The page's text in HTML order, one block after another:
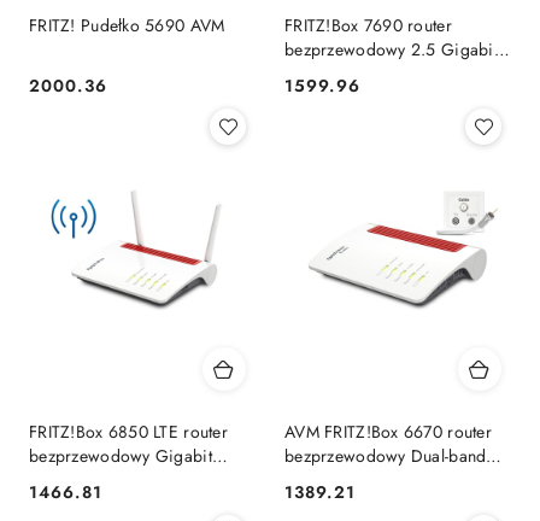
FRITZ! Pudełko 5690 AVM
Cena:
2000.36
FRITZ!Box 7690 router
bezprzewodowy 2.5 Gigabit
GHz/5 GHz) Biały
Cena:
1599.96
FRITZ!Box 6850 LTE router
bezprzewodowy Gigabit
Ethernet Dual-band (2.4
GHz/5 GHz) 4G Biały
Cena:
1466.81
AVM FRITZ!Box 6670 router
bezprzewodowy Dual-band
(2.4 GHz/5 GHz) Biały AVM
Cena:
1389.21